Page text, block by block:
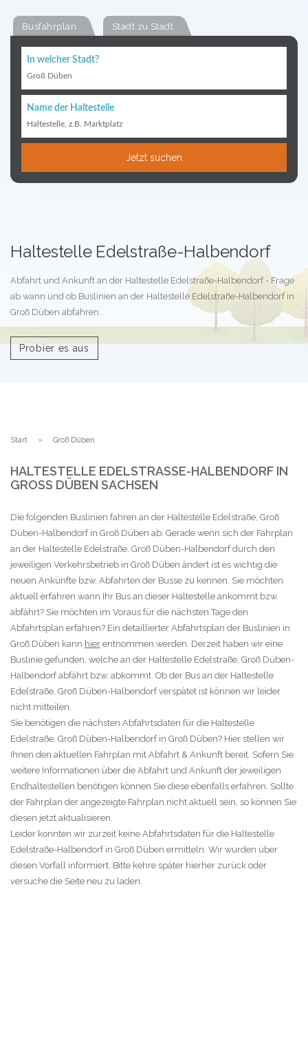
Busfahrplan Stadt zu Stadt
In welcher Stadt?
Groß Düben
Name der Haltestelle
Haltestelle, z.B. Marktplatz
Jetzt suchen
Haltestelle Edelstraße-Halbendorf
Abfahrt und Ankunft an der Haltestelle Edelstraße-Halbendorf - Frage
ab wann und ob Buslinien an der Haltestelle Edelstraße-Halbendorf in
Groß Düben abfahren.
Probier es aus
Start Groß Düben
HALTESTELLE EDELSTRASSE-HALBENDORF IN G
ROSS DÜBEN SACHSEN
Die folgenden Buslinien fahren an der Haltestelle Edelstraße, Groß
Düben-Halbendorf in Groß Düben ab. Gerade wenn sich der Fahrplan
an der Haltestelle Edelstraße, Groß Düben-Halbendorf durch den
jeweiligen Verkehrsbetrieb in Groß Düben ändert ist es wichtig die
neuen Ankünfte bzw. Abfahrten der Busse zu kennen. Sie möchten
aktuell erfahren wann Ihr Bus an dieser Haltestelle ankommt bzw.
abfährt? Sie möchten im Voraus für die nächsten Tage den
Abfahrtsplan erfahren? Ein detaillierter Abfahrtsplan der Buslinien in
Groß Düben kann hier entnommen werden. Derzeit haben wir eine
Buslinie gefunden, welche an der Haltestelle Edelstraße, Groß Düben-
Halbendorf abfährt bzw. abkommt. Ob der Bus an der Haltestelle
Edelstraße, Groß Düben-Halbendorf verspätet ist können wir leider
nicht mitteilen.
Sie benötigen die nächsten Abfahrtsdaten für die Haltestelle
Edelstraße, Groß Düben-Halbendorf in Groß Düben? Hier stellen wir
Ihnen den aktuellen Fahrplan mit Abfahrt & Ankunft bereit. Sofern Sie
weitere Informationen über die Abfahrt und Ankunft der jeweiligen
Endhaltestellen benötigen können Sie diese ebenfalls erfahren. Sollte
der Fahrplan der angezeigte Fahrplan nicht aktuell sein, so können Sie
diesen jetzt aktualisieren.
Leider konnten wir zurzeit keine Abfahrtsdaten für die Haltestelle
Edelstraße-Halbendorf in Groß Düben ermitteln. Wir wurden über
diesen Vorfall informiert. Bitte kehre später hierher zurück oder
versuche die Seite neu zu laden.